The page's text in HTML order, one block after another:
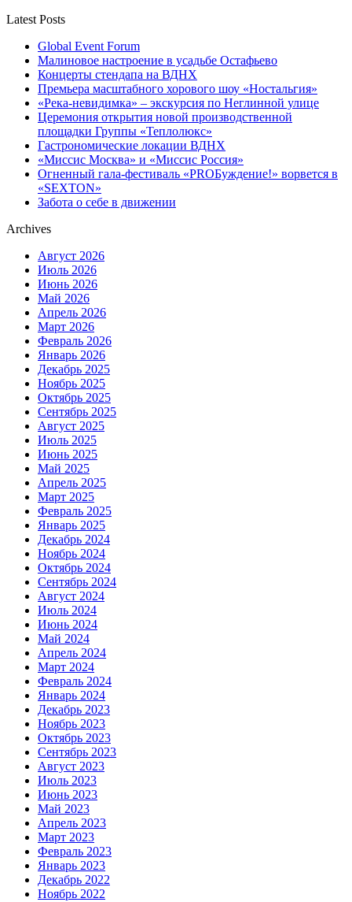
Latest Posts
Global Event Forum
Малиновое настроение в усадьбе Остафьево
Концерты стендапа на ВДНХ
Премьера масштабного хорового шоу «Ностальгия»
«Река-невидимка» – экскурсия по Неглинной улице
Церемония открытия новой производственной
площадки Группы «Теплолюкс»
Гастрономические локации ВДНХ
«Миссис Москва» и «Миссис Россия»
Огненный гала-фестиваль «PROБуждение!» ворвется в
«SEXTON»
Забота о себе в движении
Archives
Август 2026
Июль 2026
Июнь 2026
Май 2026
Апрель 2026
Март 2026
Февраль 2026
Январь 2026
Декабрь 2025
Ноябрь 2025
Октябрь 2025
Сентябрь 2025
Август 2025
Июль 2025
Июнь 2025
Май 2025
Апрель 2025
Март 2025
Февраль 2025
Январь 2025
Декабрь 2024
Ноябрь 2024
Октябрь 2024
Сентябрь 2024
Август 2024
Июль 2024
Июнь 2024
Май 2024
Апрель 2024
Март 2024
Февраль 2024
Январь 2024
Декабрь 2023
Ноябрь 2023
Октябрь 2023
Сентябрь 2023
Август 2023
Июль 2023
Июнь 2023
Май 2023
Апрель 2023
Март 2023
Февраль 2023
Январь 2023
Декабрь 2022
Ноябрь 2022